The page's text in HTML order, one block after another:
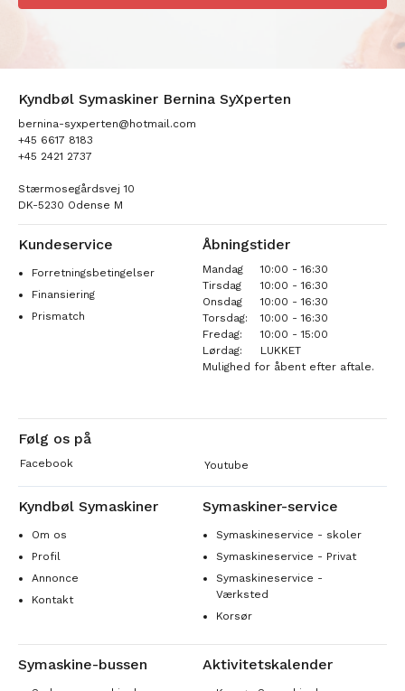
Kyndbøl Symaskiner Bernina SyXperten
bernina-syxperten@hotmail.com
+45 6617 8183
+45 2421 2737
Stærmosegårdsvej 10
DK-5230 Odense M
Kundeservice
Forretningsbetingelser
Finansiering
Prismatch
Åbningstider
Mandag
10:00 - 16:30
Tirsdag
10:00 - 16:30
Onsdag
10:00 - 16:30
Torsdag:
10:00 - 16:30
Fredag:
10:00 - 15:00
Lørdag:
LUKKET
Mulighed for åbent efter aftale.
Følg os på
Facebook Youtube
Kyndbøl Symaskiner
Om os
Profil
Annonce
Kontakt
Symaskiner-service
Symaskineservice - skoler
Symaskineservice - Privat
Symaskineservice -
Værksted
Korsør
Symaskine-bussen Aktivitetskalender